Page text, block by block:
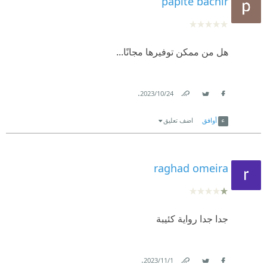
هل من ممكن توفيرها مجانًا...
24‏/10‏/2023
.
أوافق اضف تعليق
raghad omeira
جدا جدا رواية كئيبة
1‏/11‏/2023
.